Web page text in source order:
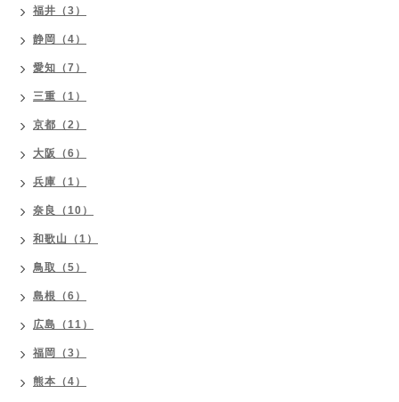
福井（3）
静岡（4）
愛知（7）
三重（1）
京都（2）
大阪（6）
兵庫（1）
奈良（10）
和歌山（1）
鳥取（5）
島根（6）
広島（11）
福岡（3）
熊本（4）